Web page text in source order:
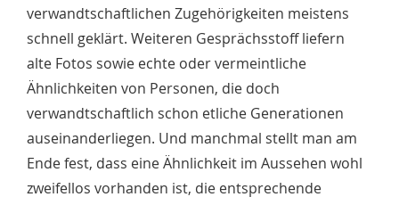
verwandtschaftlichen Zugehörigkeiten meistens
schnell geklärt. Weiteren Gesprächsstoff liefern
alte Fotos sowie echte oder vermeintliche
Ähnlichkeiten von Personen, die doch
verwandtschaftlich schon etliche Generationen
auseinanderliegen. Und manchmal stellt man am
Ende fest, dass eine Ähnlichkeit im Aussehen wohl
zweifellos vorhanden ist, die entsprechende